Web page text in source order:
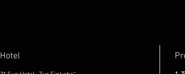
Hotel